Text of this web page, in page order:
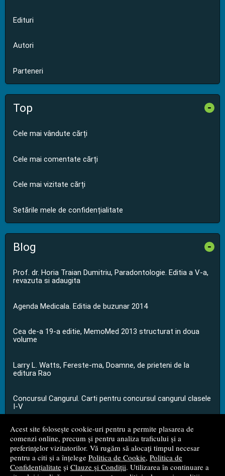
Acest site folosește cookie-uri pentru a permite plasarea de
comenzi online, precum și pentru analiza traficului și a
preferințelor vizitatorilor. Vă rugăm să alocați timpul necesar
pentru a citi și a înțelege Politica de Cookie, Politica de
Confidențialitate și Clauze și Condiții. Utilizarea în continuare a
Edituri
Autori
Parteneri
Top -
Cele mai vândute cărți
Cele mai comentate cărți
Cele mai vizitate cărți
Setările mele de confidențialitate
Blog -
Prof. dr. Horia Traian Dumitriu, Paradontologie. Editia a V-a,
revazuta si adaugita
Agenda Medicala. Editia de buzunar 2014
Cea de-a 19-a editie, MemoMed 2013 structurat in doua
volume
Larry L. Watts, Fereste-ma, Doamne, de prieteni de la
editura Rao
Concursul Cangurul. Carti pentru concursul cangurul clasele
I-V
...toate știrile
© 2008 - 2026S.C. M.G. Net Distribution S.R.L.